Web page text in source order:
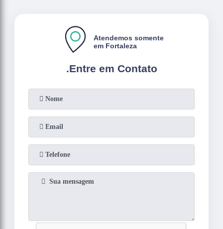
.Entre em Contato
Atendemos somente
em Fortaleza